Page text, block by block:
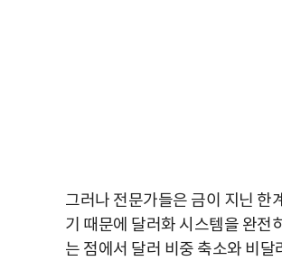
그러나 전문가들은 금이 지닌 한
기 때문에 달러화 시스템을 완전
는 점에서 달러 비중 축소와 비